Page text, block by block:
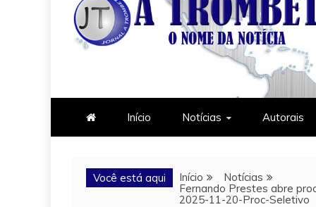
JORNAL A
O Nome da Notícia
Início Notícias Autorais
Você está aqui Início
Notícias
Fernando Prestes abre
2025-11-20-Proc-Seletivo